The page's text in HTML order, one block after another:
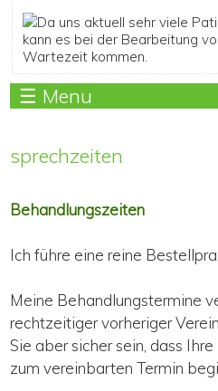
Da uns aktuell sehr viele
kann es bei der Bearbeitung
Wartezeit kommen.
☰ Menu
sprechzeiten
Behandlungszeiten
Ich führe eine reine
Meine Behandlungstermine
rechtzeitiger vorheriger
Sie aber sicher sein, dass
zum vereinbarten Termin